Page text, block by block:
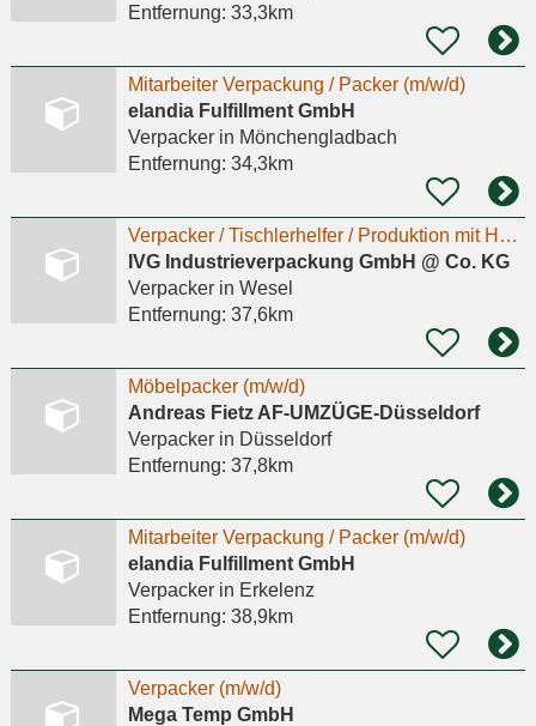
Entfernung: 33,3km
Mitarbeiter Verpackung / Packer (m/w/d)
elandia Fulfillment GmbH
Verpackerin Mönchengladbach
Entfernung: 34,3km
Verpacker / Tischlerhelfer / Produktion mit Holz m/w/d
IVG Industrieverpackung GmbH @ Co. KG
Verpackerin Wesel
Entfernung: 37,6km
Möbelpacker (m/w/d)
Andreas Fietz AF-UMZÜGE-Düsseldorf
Verpackerin Düsseldorf
Entfernung: 37,8km
Mitarbeiter Verpackung / Packer (m/w/d)
elandia Fulfillment GmbH
Verpackerin Erkelenz
Entfernung: 38,9km
Verpacker (m/w/d)
Mega Temp GmbH